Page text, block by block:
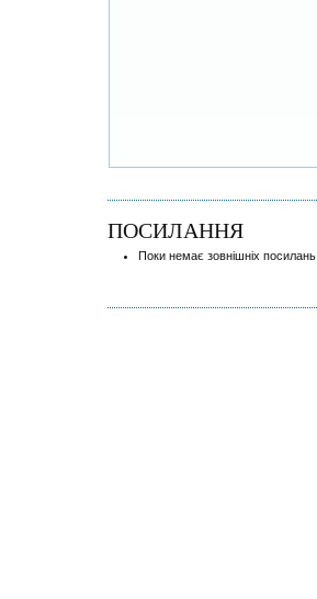
ПОСИЛАННЯ
Поки немає зовнішніх посилань.